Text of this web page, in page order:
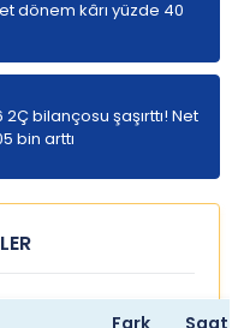
dönem kârı yüzde 40
2Ç bilançosu şaşırttı! Net
bin arttı